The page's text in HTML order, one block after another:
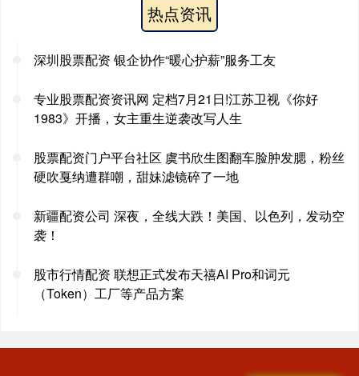
热点资讯
深圳股票配资 银企协作“暖心护薪”服务工友
专业股票配资资讯网 定档7月21日!江苏卫视《你好
1983》开播，女主重生逆袭改写人生
股票配资门户平台社区 虞书欣生图翻车脸肿发腮，粉丝
硬吹戛纳遭群嘲，甜妹滤镜碎了一地
新疆配资公司 深夜，全线大跌！美国、以色列，发动空
袭！
股市行情配资 联想正式发布天禧AI Pro和词元
（Token）工厂等产品方案